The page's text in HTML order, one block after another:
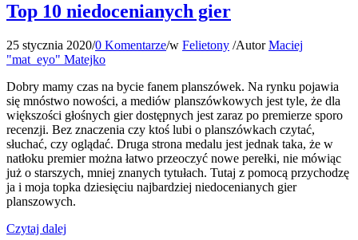
Top 10 niedocenianych gier
25 stycznia 2020/0 Komentarze/w Felietony /AutorMaciej
"mat_eyo" Matejko
Dobry mamy czas na bycie fanem planszówek. Na rynku pojawia
się mnóstwo nowości, a mediów planszówkowych jest tyle, że dla
większości głośnych gier dostępnych jest zaraz po premierze sporo
recenzji. Bez znaczenia czy ktoś lubi o planszówkach czytać,
słuchać, czy oglądać. Druga strona medalu jest jednak taka, że w
natłoku premier można łatwo przeoczyć nowe perełki, nie mówiąc
już o starszych, mniej znanych tytułach. Tutaj z pomocą przychodzę
ja i moja topka dziesięciu najbardziej niedocenianych gier
planszowych.
Czytaj dalej